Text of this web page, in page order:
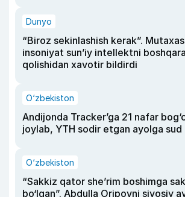
Dunyo
“Biroz sekinlashish kerak”.
insoniyat sun’iy intellektni
qolishidan xavotir bildirdi
O‘zbekiston
Andijonda Tracker’ga 21 nafar
joylab, YTH sodir etgan ayolga sud
O‘zbekiston
“Sakkiz qator she’rim boshimga
bo‘lgan”. Abdulla Oripovni siyosiy